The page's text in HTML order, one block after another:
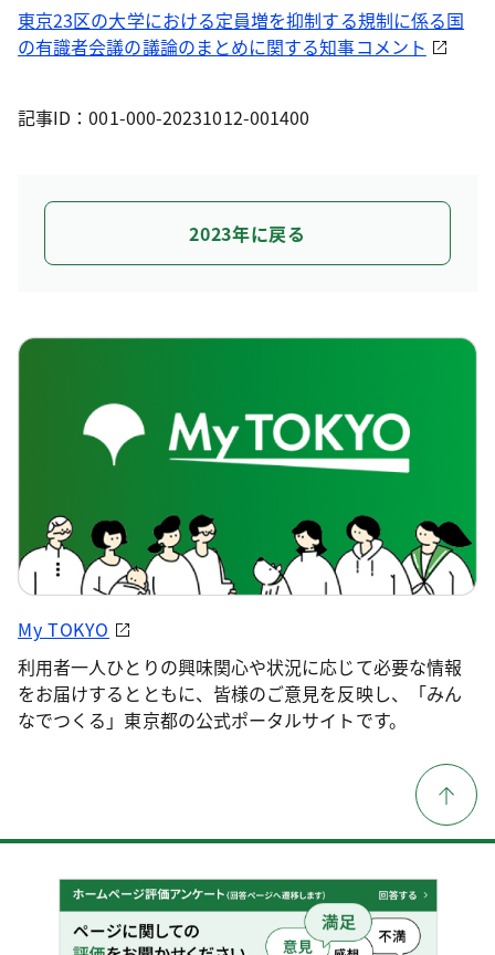
東京23区の大学における定員増を抑制する規制に係る国
の有識者会議の議論のまとめに関する知事コメント
記事ID：001-000-20231012-001400
2023年に戻る
My TOKYO
利用者一人ひとりの興味関心や状況に応じて必要な情報
をお届けするとともに、皆様のご意見を反映し、「みん
なでつくる」東京都の公式ポータルサイトです。